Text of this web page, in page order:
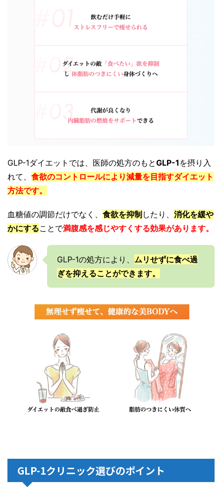
GLP-1ダイエットでは、医師の処方のもとGLP-1 を摂り入
れて、 食欲のコントロールにより減量を目指すダイエット
方法です。
血糖値の調節だけでなく、 食欲を抑制 したり、 消化を緩や
かにすることで満腹感を感じやすくする効果があります。
GLP-1の処方により、 ムリせずに食べ過
ぎを抑えることができます。
GLP-1クリニック選びのポイント